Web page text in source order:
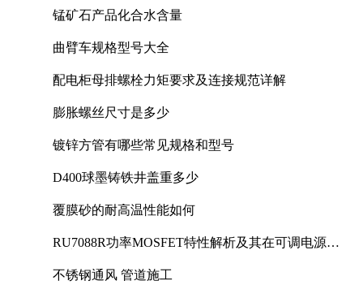
锰矿石产品化合水含量
曲臂车规格型号大全
配电柜母排螺栓力矩要求及连接规范详解
膨胀螺丝尺寸是多少
镀锌方管有哪些常见规格和型号
D400球墨铸铁井盖重多少
覆膜砂的耐高温性能如何
RU7088R功率MOSFET特性解析及其在可调电源设
不锈钢通风 管道施工